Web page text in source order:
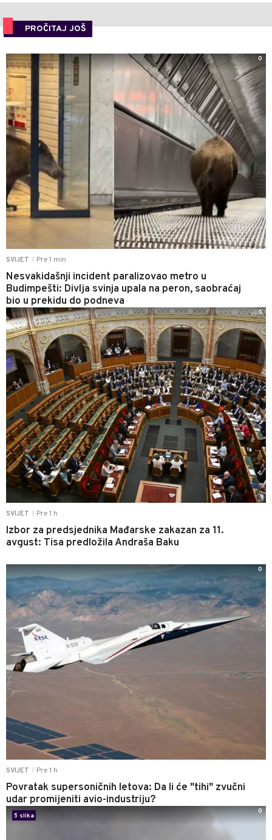
PROČITAJ JOŠ
SVIJET Pre 1 min
Nesvakidašnji incident paralizovao metro u
Budimpešti: Divlja svinja upala na peron, saobraćaj
bio u prekidu do podneva
0
SVIJET Pre 1 h
Izbor za predsjednika Mađarske zakazan za 11.
avgust: Tisa predložila Andraša Baku
0
SVIJET Pre 1 h
Povratak supersoničnih letova: Da li će "tihi" zvučni
udar promijeniti avio-industriju?
0
5 slika
0